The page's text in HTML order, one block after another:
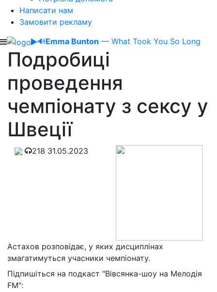
Написати нам
Замовити рекламу
🔊Emma Bunton — What Took You So Long
Подробиці
проведення
чемпіонату з сексу у
Швеції
218 31.05.2023
Астахов розповідає, у яких дисциплінах
змагатимуться учасники чемпіонату.
Підпишіться на подкаст "Вівсянка-шоу на Мелодія
FM":